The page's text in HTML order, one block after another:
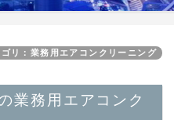
ゴリ：業務用エアコンクリーニング
業務用エアコンク